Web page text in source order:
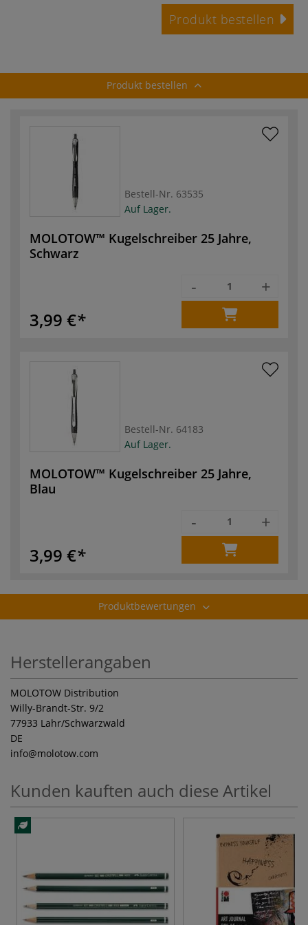
Produkt bestellen
Produkt bestellen
Bestell-Nr. 63535
Auf Lager.
MOLOTOW™ Kugelschreiber 25 Jahre,
Schwarz
3,99 €
- +
Bestell-Nr. 64183
Auf Lager.
MOLOTOW™ Kugelschreiber 25 Jahre,
Blau
3,99 €
- +
Produktbewertungen
Herstellerangaben
MOLOTOW Distribution
Willy-Brandt-Str. 9/2
77933 Lahr/Schwarzwald
DE
info@molotow.com
Kunden kauften auch diese Artikel